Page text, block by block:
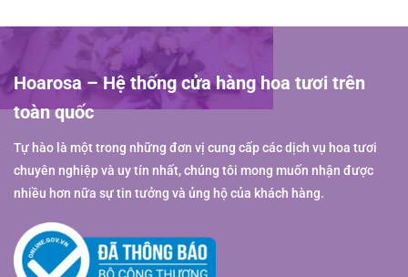
Hoarosa – Hệ thống cửa hàng hoa tươi trên
toàn quốc
Tự hào là một trong những đơn vị cung cấp các dịch vụ hoa tươi
chuyên nghiệp và uy tín nhất, chúng tôi mong muốn nhận được
nhiều hơn nữa sự tin tưởng và ủng hộ của khách hàng.